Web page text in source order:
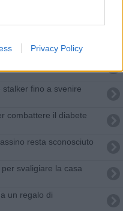
Privacy Policy
a bordo del suv
fino a svenire
combattere il diabete
resta sconosciuto
svaligiare la casa
un regalo di